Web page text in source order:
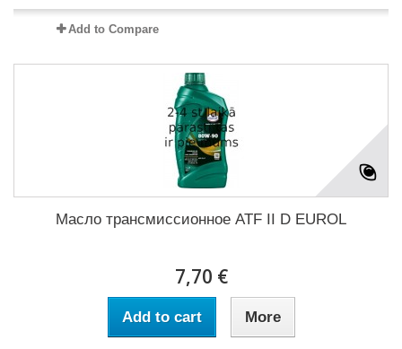
Add to Compare
Масло трансмиссионное ATF II D EUROL
7,70 €
Add to cart More